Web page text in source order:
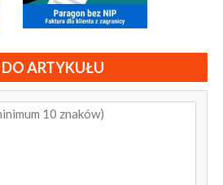
ARTYKUŁU